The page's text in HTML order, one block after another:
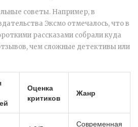
советы. Например, в
Эксмо отмечалось, что в
рассказами собрали куда
чем сложные детективы или
Оценка
критиков
Жанр
Современная